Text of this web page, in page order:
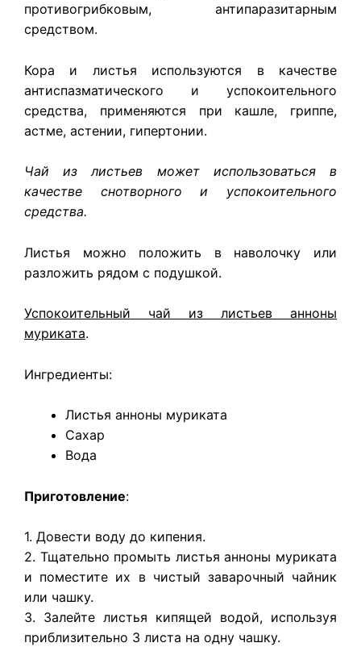
противогрибковым, антипаразитарным
средством.
Кора и листья используются в качестве
антиспазматического и успокоительного
средства, применяются при кашле, гриппе,
астме, астении, гипертонии.
Чай из листьев может использоваться в
качестве снотворного и успокоительного
средства.
Листья можно положить в наволочку или
разложить рядом с подушкой.
Успокоительный чай из листьев анноны
муриката.
Ингредиенты:
Листья анноны муриката
Сахар
Вода
Приготовление:
1. Довести воду до кипения.
2. Тщательно промыть листья анноны муриката
и поместите их в чистый заварочный чайник
или чашку.
3. Залейте листья кипящей водой, используя
приблизительно 3 листа на одну чашку.